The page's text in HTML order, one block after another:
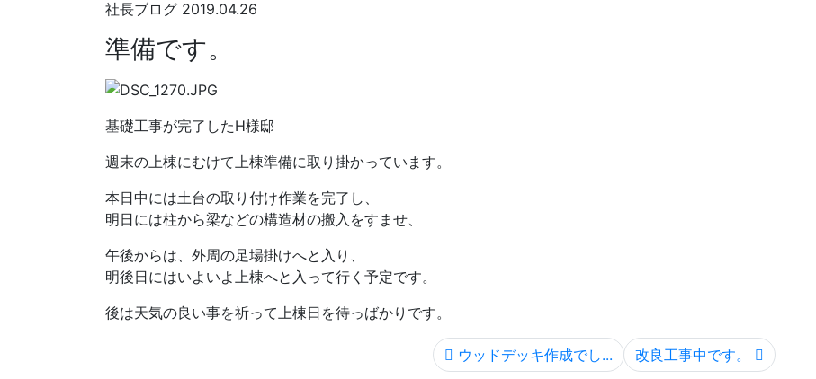
社長ブログ 2019.04.26
準備です。
基礎工事が完了したH様邸
週末の上棟にむけて上棟準備に取り掛かっています。
本日中には土台の取り付け作業を完了し、
明日には柱から梁などの構造材の搬入をすませ、
午後からは、外周の足場掛けへと入り、
明後日にはいよいよ上棟へと入って行く予定です。
後は天気の良い事を祈って上棟日を待っばかりです。
ウッドデッキ作成でし... 改良工事中です。